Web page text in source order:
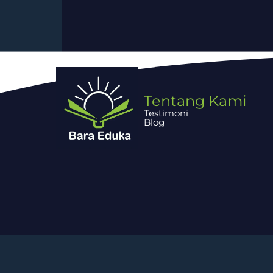
Tentang Kami
Testimoni
Blog